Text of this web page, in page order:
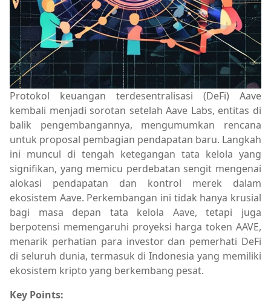
Protokol keuangan terdesentralisasi (DeFi) Aave
kembali menjadi sorotan setelah Aave Labs, entitas di
balik pengembangannya, mengumumkan rencana
untuk proposal pembagian pendapatan baru. Langkah
ini muncul di tengah ketegangan tata kelola yang
signifikan, yang memicu perdebatan sengit mengenai
alokasi pendapatan dan kontrol merek dalam
ekosistem Aave. Perkembangan ini tidak hanya krusial
bagi masa depan tata kelola Aave, tetapi juga
berpotensi memengaruhi proyeksi harga token AAVE,
menarik perhatian para investor dan pemerhati DeFi
di seluruh dunia, termasuk di Indonesia yang memiliki
ekosistem kripto yang berkembang pesat.
Key Points: